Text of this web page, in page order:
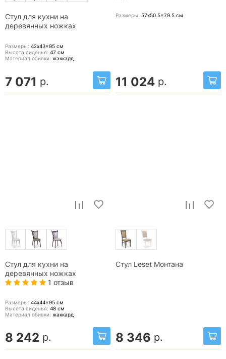
Стул для кухни на
деревянных ножках
Размеры: 42x43x95 см
Высота сиденья: 47 см
Материал обивки: жаккард
7 071 р.
Размеры: 57x50.5x79.5 см
11 024 р.
Стул для кухни на
деревянных ножках
1 отзыв
Размеры: 44x44x95 см
Высота сиденья: 48 см
Материал обивки: жаккард
8 242 р.
Стул Leset Монтана
8 346 р.